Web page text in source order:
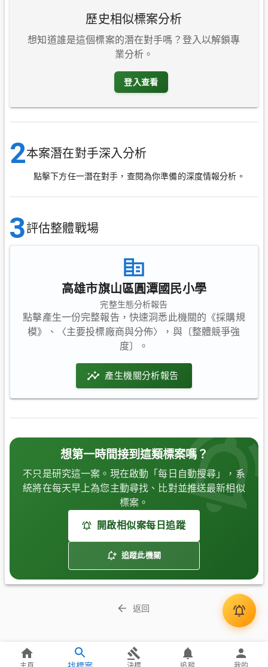
歷史相似標案分析
想知道誰是這個標案的潛在對手嗎？登入以解鎖專
業分析。
登入查看
2本案潛在對手深入分析
點擊下方任一潛在對手，查閱為你準備的深度情報分析。
3評估整體戰場
高雄市旗山區圓潭國民小學
完整生態分析報告
點擊產生一份完整報告，快速洞悉此機關的《採購規
模》、〈主要投標廠商與分佈〉，與〔整體競爭強
度〕。
產生機關分析報告
想第一時間接到這類標案嗎？
不只是研究這一案。現在啟動「每日自動搜尋」，系
統將在每天早上為您主動尋找、比對並推送最新相似
標案。
開啟相似案每日追蹤
追蹤此機關
返回